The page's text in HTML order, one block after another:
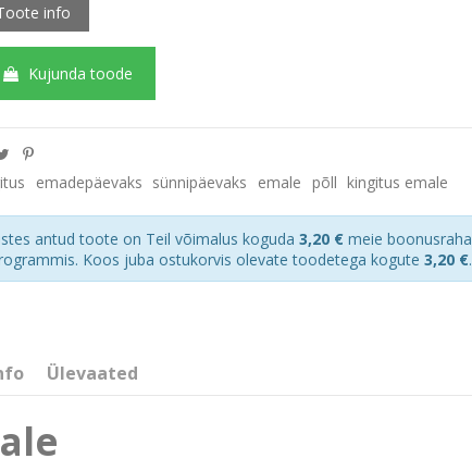
info
Kujunda toode
emadepäevaks sünnipäevaks emale põll kingitus emale
antud toote on Teil võimalus koguda 3,20 €meie boonusraha
Koos juba ostukorvis olevate toodetega kogute 3,20 €.
Ülevaated